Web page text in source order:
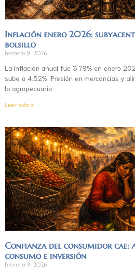
Inflación enero 2026:
bolsillo
febrero 9, 2026
La inflación anual fue 3.79% en enero
sube a 4.52%. Presión en mercancías y
lo agropecuario.
Leer más »
Confianza del consumidor cae:
consumo e inversión
febrero 9, 2026